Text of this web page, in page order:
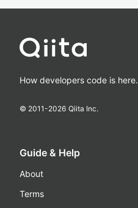
How developers code is here.
© 2011-2026 Qiita Inc.
Guide & Help
About
Terms